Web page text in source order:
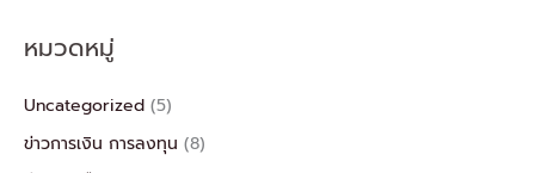
หมวดหมู่
Uncategorized (5)
ข่าวการเงิน การลงทุน (8)